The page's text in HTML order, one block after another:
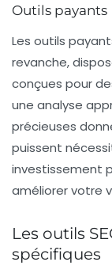
Outils payants
Les outils
revanche,
conçues pour
une analyse
précieuses
puissent
investissement
améliorer votre
Les outils
spécifiques